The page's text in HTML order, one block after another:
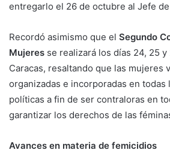
entregarlo el 26 de octubre al Jefe de
Recordó asimismo que el Segundo
Mujeres se realizará los días 24, 25
Caracas, resaltando que las mujeres
organizadas e incorporadas en todas
políticas a fin de ser contraloras en
garantizar los derechos de las
Avances en materia de femicidios